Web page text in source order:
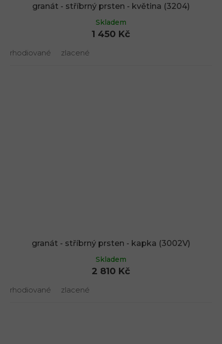
granát - stříbrný prsten - květina (3204)
Skladem
1 450 Kč
rhodiované zlacené
granát - stříbrný prsten - kapka (3002V)
Skladem
2 810 Kč
rhodiované zlacené